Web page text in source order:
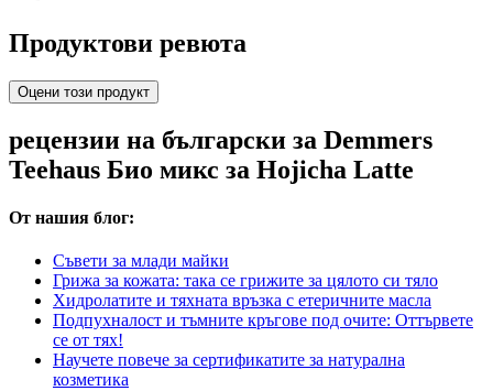
Продуктови ревюта
Оцени този продукт
рецензии на български за Demmers
Teehaus Био микс за Hojicha Latte
От нашия блог:
Съвети за млади майки
Грижа за кожата: така се грижите за цялото си тяло
Хидролатите и тяхната връзка с етеричните масла
Подпухналост и тъмните кръгове под очите: Оттървете
се от тях!
Научете повече за сертификатите за натурална
козметика